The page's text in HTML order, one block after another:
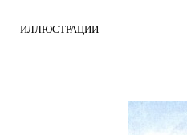
ИЛЛЮСТРАЦИИ